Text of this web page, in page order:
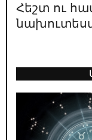
իշխանության
աշխատանքը.
Հեշտ ու